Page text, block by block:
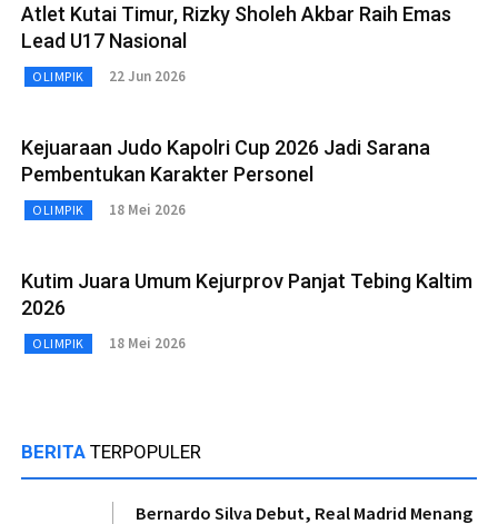
Atlet Kutai Timur, Rizky Sholeh Akbar Raih Emas
Lead U17 Nasional
OLIMPIK 22 Jun 2026
Kejuaraan Judo Kapolri Cup 2026 Jadi Sarana
Pembentukan Karakter Personel
OLIMPIK 18 Mei 2026
Kutim Juara Umum Kejurprov Panjat Tebing Kaltim
2026
OLIMPIK 18 Mei 2026
BERITA TERPOPULER
Bernardo Silva Debut, Real Madrid Menang